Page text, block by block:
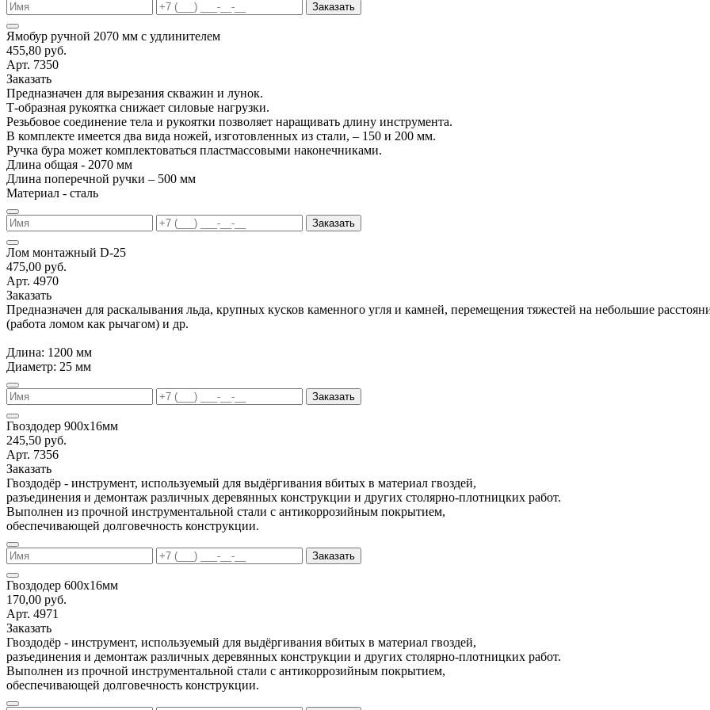
Заказать
Ямобур ручной 2070 мм с удлинителем
455,80 руб.
Арт. 7350
Заказать
Предназначен для вырезания скважин и лунок.
Т-образная рукоятка снижает силовые нагрузки.
Резьбовое соединение тела и рукоятки позволяет наращивать длину инструмента.
В комплекте имеется два вида ножей, изготовленных из стали, – 150 и 200 мм.
Ручка бура может комплектоваться пластмассовыми наконечниками.
Длина общая - 2070 мм
Длина поперечной ручки – 500 мм
Материал - сталь
Заказать
Лом монтажный D-25
475,00 руб.
Арт. 4970
Заказать
Предназначен для раскалывания льда, крупных кусков каменного угля и камней, перемещения тяжестей на небольшие
(работа ломом как рычагом) и др.
Длина: 1200 мм
Диаметр: 25 мм
Заказать
Гвоздодер 900х16мм
245,50 руб.
Арт. 7356
Заказать
Гвоздодёр - инструмент, используемый для выдёргивания вбитых в материал гвоздей,
разъединения и демонтаж различных деревянных конструкции и других столярно-плотницких работ.
Выполнен из прочной инструментальной стали с антикоррозийным покрытием,
обеспечивающей долговечность конструкции.
Заказать
Гвоздодер 600х16мм
170,00 руб.
Арт. 4971
Заказать
Гвоздодёр - инструмент, используемый для выдёргивания вбитых в материал гвоздей,
разъединения и демонтаж различных деревянных конструкции и других столярно-плотницких работ.
Выполнен из прочной инструментальной стали с антикоррозийным покрытием,
обеспечивающей долговечность конструкции.